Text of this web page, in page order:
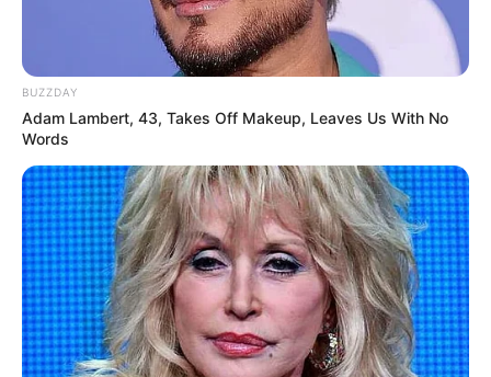
BUZZDAY
Adam Lambert, 43, Takes Off Makeup, Leaves Us With No
Words